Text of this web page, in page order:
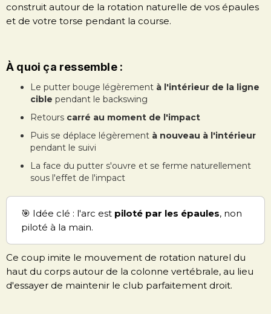
construit autour de la rotation naturelle de vos épaules
et de votre torse pendant la course.
À quoi ça ressemble :
Le putter bouge légèrement à l'intérieur de la ligne
cible pendant le backswing
Retours carré au moment de l'impact
Puis se déplace légèrement à nouveau à l'intérieur
pendant le suivi
La face du putter s'ouvre et se ferme naturellement
sous l'effet de l'impact
🎯 Idée clé : l'arc est piloté par les épaules, non
piloté à la main.
Ce coup imite le mouvement de rotation naturel du
haut du corps autour de la colonne vertébrale, au lieu
d'essayer de maintenir le club parfaitement droit.